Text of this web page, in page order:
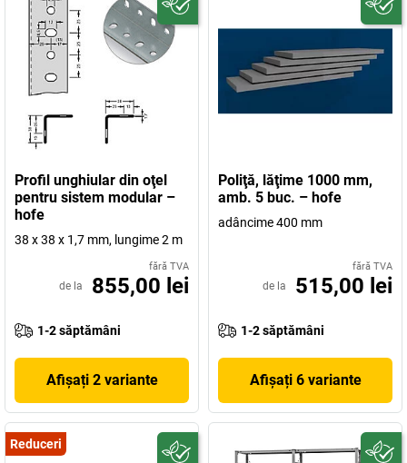
Profil unghiular din oţel
pentru sistem modular –
hofe
38 x 38 x 1,7 mm, lungime 2 m
fără TVA
de la 855,00 lei
1-2 săptămâni
Afișați 2 variante
Poliţă, lăţime 1000 mm,
amb. 5 buc. – hofe
adâncime 400 mm
fără TVA
de la 515,00 lei
1-2 săptămâni
Afișați 6 variante
Reduceri